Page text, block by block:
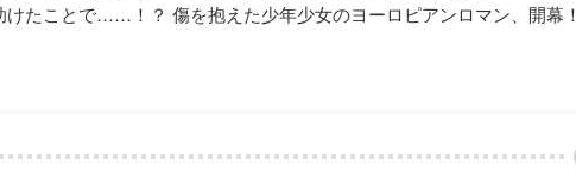
たことで……！？ 傷を抱えた少年少女のヨーロピアンロマン、開幕！